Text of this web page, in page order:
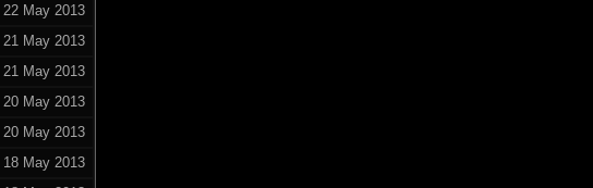
22 May 2013
21 May 2013
21 May 2013
20 May 2013
20 May 2013
18 May 2013